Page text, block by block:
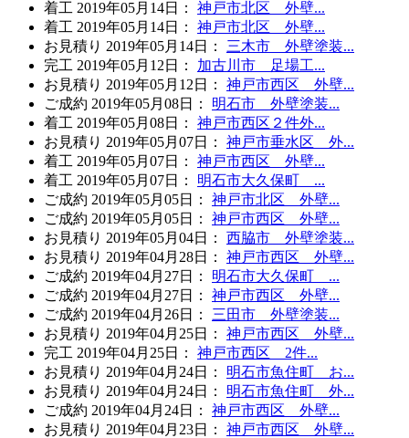
着工 2019年05月14日 ：
神戸市北区 外壁...
着工 2019年05月14日 ：
神戸市北区 外壁...
お見積り 2019年05月14日 ：
三木市 外壁塗装...
完工 2019年05月12日 ：
加古川市 足場工...
お見積り 2019年05月12日 ：
神戸市西区 外壁...
ご成約 2019年05月08日 ：
明石市 外壁塗装...
着工 2019年05月08日 ：
神戸市西区２件外...
お見積り 2019年05月07日 ：
神戸市垂水区 外...
着工 2019年05月07日 ：
神戸市西区 外壁...
着工 2019年05月07日 ：
明石市大久保町 ...
ご成約 2019年05月05日 ：
神戸市北区 外壁...
ご成約 2019年05月05日 ：
神戸市西区 外壁...
お見積り 2019年05月04日 ：
西脇市 外壁塗装...
お見積り 2019年04月28日 ：
神戸市西区 外壁...
ご成約 2019年04月27日 ：
明石市大久保町 ...
ご成約 2019年04月27日 ：
神戸市西区 外壁...
ご成約 2019年04月26日 ：
三田市 外壁塗装...
お見積り 2019年04月25日 ：
神戸市西区 外壁...
完工 2019年04月25日 ：
神戸市西区 2件...
お見積り 2019年04月24日 ：
明石市魚住町 お...
お見積り 2019年04月24日 ：
明石市魚住町 外...
ご成約 2019年04月24日 ：
神戸市西区 外壁...
お見積り 2019年04月23日 ：
神戸市西区 外壁...